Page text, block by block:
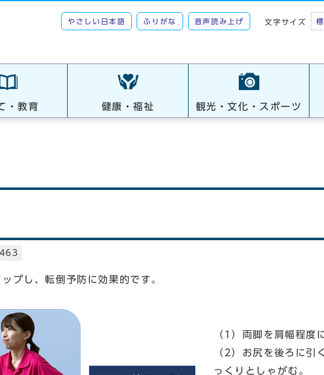
やさしい日本語 ふりがな 音声読み上げ 文字サイズ
・教育 健康・福祉 観光・文化・スポーツ
プし、転倒予防に効果的です。
（1）両脚を肩幅程度
（2）お尻を後ろに引
っくりとしゃがむ。